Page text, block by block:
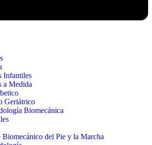
Infantiles
a Medida
Geriátrico
Biomecánica
Biomecánico del Pie y la Marcha